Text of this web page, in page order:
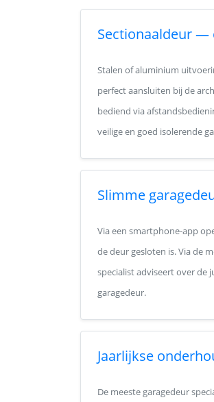
Sectionaaldeur —
Stalen of aluminium
perfect aansluiten bij de
bediend via
veilige en goed isolerende
Slimme
Via een smartphone-app
de deur gesloten is. Via de
specialist adviseert over de
garagedeur.
Jaarlijkse
De meeste garagedeur